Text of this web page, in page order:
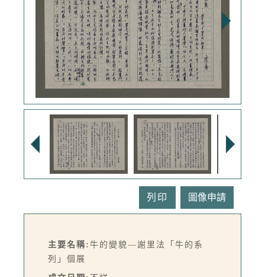
列印
主要名稱: 牛的變貌—謝里法「牛的系
列」個展